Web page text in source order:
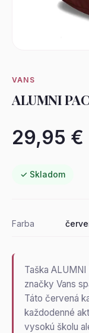
VANS
ALUMNI
29,95 €
✓ Skladom
Farba
Taška ALUMNI
značky Vans
Táto červená
každodenné
vysokú školu